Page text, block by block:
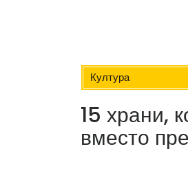
Култура
15 храни,
вместо